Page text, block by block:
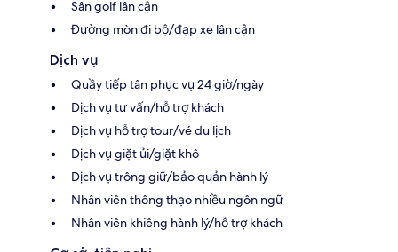
Sân golf lân cận
Đường mòn đi bộ/đạp xe lân cận
Dịch vụ
Quầy tiếp tân phục vụ 24 giờ/ngày
Dịch vụ tư vấn/hỗ trợ khách
Dịch vụ hỗ trợ tour/vé du lịch
Dịch vụ giặt ủi/giặt khô
Dịch vụ trông giữ/bảo quản hành lý
Nhân viên thông thạo nhiều ngôn ngữ
Nhân viên khiêng hành lý/hỗ trợ khách